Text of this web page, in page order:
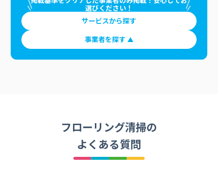
選びください！
サービスから探す
事業者を探す
フローリング清掃の
よくある質問